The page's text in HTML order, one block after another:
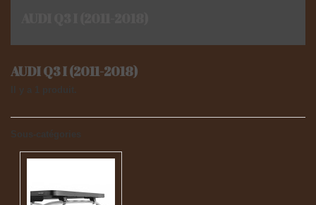
AUDI Q3 I (2011-2018)
Sous-catégories